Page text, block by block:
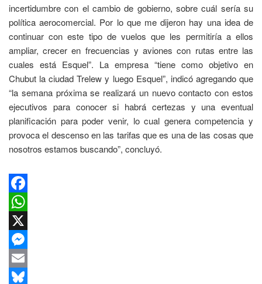
incertidumbre con el cambio de gobierno, sobre cuál sería su
política aerocomercial. Por lo que me dijeron hay una idea de
continuar con este tipo de vuelos que les permitiría a ellos
ampliar, crecer en frecuencias y aviones con rutas entre las
cuales está Esquel”. La empresa “tiene como objetivo en
Chubut la ciudad Trelew y luego Esquel”, indicó agregando que
“la semana próxima se realizará un nuevo contacto con estos
ejecutivos para conocer si habrá certezas y una eventual
planificación para poder venir, lo cual genera competencia y
provoca el descenso en las tarifas que es una de las cosas que
nosotros estamos buscando”, concluyó.
Facebook
WhatsApp
X
Messenger
Email